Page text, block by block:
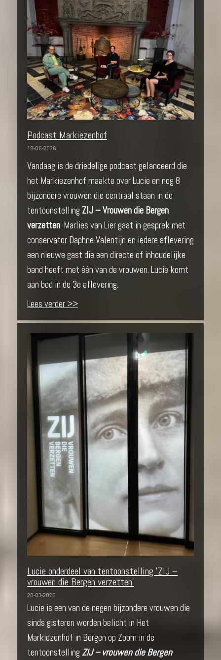
Podcast Markiezenhof
18-06-2026
Vandaag is de driedelige podcast gelanceerd die
het Markiezenhof maakte over Lucie en nog 8
bijzondere vrouwen die centraal staan in de
tentoonstelling ZIJ – Vrouwen die Bergen
verzetten. Marlies van Lier gaat in gesprek met
conservator Daphne Valentijn en iedere aflevering
een nieuwe gast die een directe of inhoudelijke
band heeft met één van de vrouwen. Lucie komt
aan bod in de 3e aflevering.
Lees verder >>
Lucie onderdeel van tentoonstelling 'ZIJ –
vrouwen die Bergen verzetten'
20-03-2026
Lucie is een van de negen bijzondere vrouwen die
sinds gisteren worden belicht in Het
Markiezenhof in Bergen op Zoom in de
tentoonstelling ZIJ – vrouwen die Bergen